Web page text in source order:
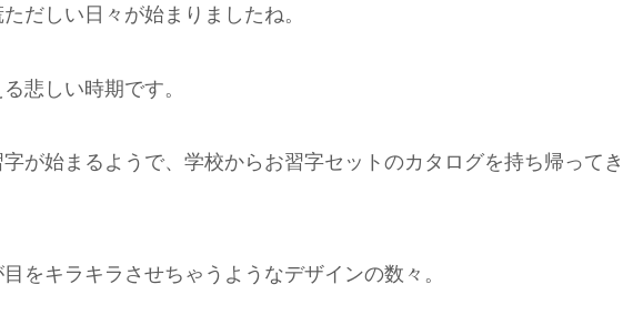
だしい日々が始まりましたね。
悲しい時期です。
が始まるようで、学校からお習字セットのカタログを持ち帰ってき
をキラキラさせちゃうようなデザインの数々。